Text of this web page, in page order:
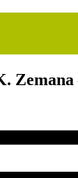
Zemana